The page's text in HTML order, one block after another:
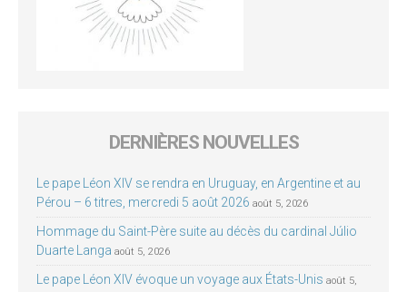
DERNIÈRES NOUVELLES
Le pape Léon XIV se rendra en Uruguay, en Argentine et au
Pérou – 6 titres, mercredi 5 août 2026 août 5, 2026
Hommage du Saint-Père suite au décès du cardinal Júlio
Duarte Langa août 5, 2026
Le pape Léon XIV évoque un voyage aux États-Unis août 5,